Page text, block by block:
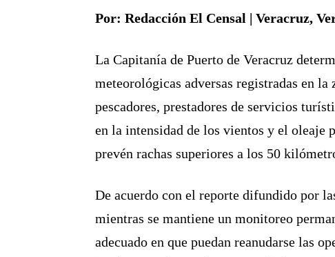
Por: Redacción El Censal | Veracruz,
La Capitanía de Puerto de Veracruz
meteorológicas adversas registradas en
pescadores, prestadores de servicios
en la intensidad de los vientos y el oleaje
prevén rachas superiores a los 50
De acuerdo con el reporte difundido por
mientras se mantiene un monitoreo
adecuado en que puedan reanudarse las